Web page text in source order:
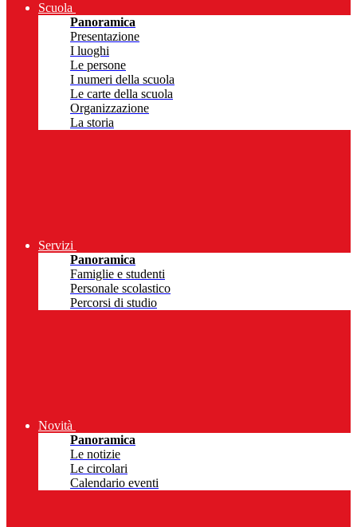
Scuola
Panoramica
Presentazione
I luoghi
Le persone
I numeri della scuola
Le carte della scuola
Organizzazione
La storia
Servizi
Panoramica
Famiglie e studenti
Personale scolastico
Percorsi di studio
Novità
Panoramica
Le notizie
Le circolari
Calendario eventi